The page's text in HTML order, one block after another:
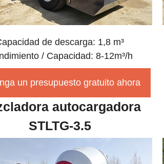
de descarga: 1,8 m³
/ Capacidad: 8-12m³/h
un presupuesto gratuito ahora
autocargadora
STLTG-3.5